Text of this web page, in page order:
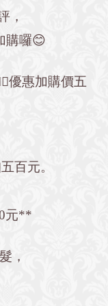
，
購囉😊
優惠加購價五
百元。
元**
，